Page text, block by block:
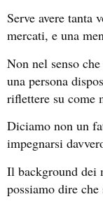
Serve avere tanta
mercati, e una
Non nel senso
una persona
riflettere su come
Diciamo non un
impegnarsi
Il background dei
possiamo dire